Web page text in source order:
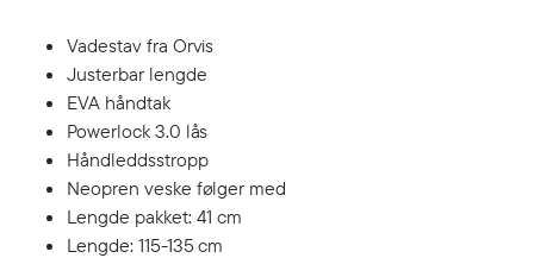
Vadestav fra Orvis
Justerbar lengde
EVA håndtak
Powerlock 3.0 lås
Håndleddsstropp
Neopren veske følger med
Lengde pakket: 41 cm
Lengde: 115-135 cm